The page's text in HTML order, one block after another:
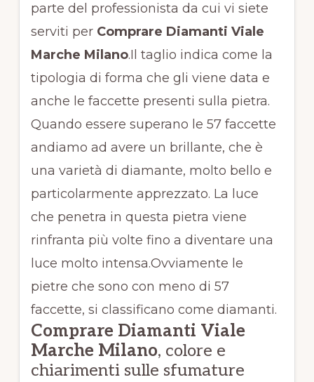
parte del professionista da cui vi siete
serviti per Comprare Diamanti Viale
Marche Milano.Il taglio indica come la
tipologia di forma che gli viene data e
anche le faccette presenti sulla pietra.
Quando essere superano le 57 faccette
andiamo ad avere un brillante, che è
una varietà di diamante, molto bello e
particolarmente apprezzato. La luce
che penetra in questa pietra viene
rinfranta più volte fino a diventare una
luce molto intensa.Ovviamente le
pietre che sono con meno di 57
faccette, si classificano come diamanti.
Comprare Diamanti Viale
Marche Milano, colore e
chiarimenti sulle sfumature